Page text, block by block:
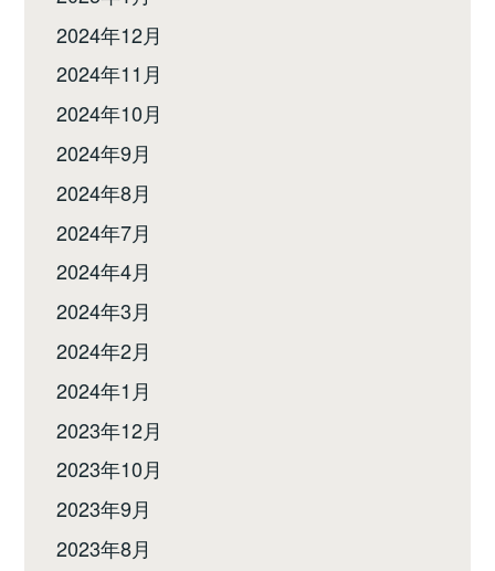
2024年12月
2024年11月
2024年10月
2024年9月
2024年8月
2024年7月
2024年4月
2024年3月
2024年2月
2024年1月
2023年12月
2023年10月
2023年9月
2023年8月